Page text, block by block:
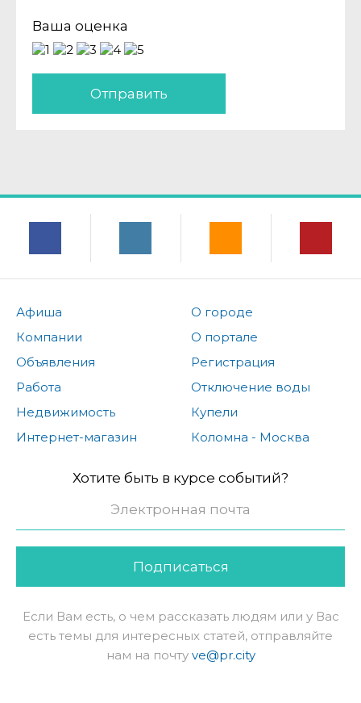
Ваша оценка
Отправить
Афиша
Компании
Объявления
Работа
Недвижимость
Интернет-магазин
О городе
О портале
Регистрация
Отключение воды
Купели
Коломна - Москва
Хотите быть в курсе событий?
Подписаться
Если Вам есть, о чем рассказать людям или у Вас
есть темы для интересных статей, отправляйте
нам на почту ve@pr.city